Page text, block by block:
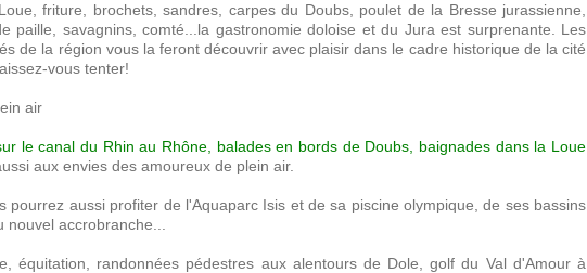
friture, brochets, sandres, carpes du Doubs, poulet de la Bresse jurassienne,
paille, savagnins, comté...la gastronomie doloise et du Jura est surprenante. Les
de la région vous la feront découvrir avec plaisir dans le cadre historique de la cité
vous tenter!
air
le canal du Rhin au Rhône, balades en bords de Doubs, baignades dans la Loue
aux envies des amoureux de plein air.
pourrez aussi profiter de l'Aquaparc Isis et de sa piscine olympique, de ses bassins
accrobranche...
équitation, randonnées pédestres aux alentours de Dole, golf du Val d'Amour à